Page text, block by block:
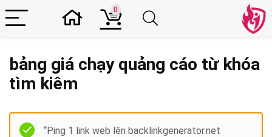
0
bảng giá chạy quảng cáo từ khóa
tìm kiêm
“Ping 1 link web lên backlinkgenerator.net